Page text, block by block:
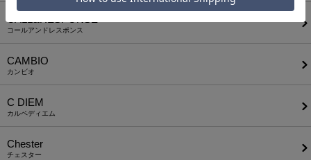
CALL&RESPONSE
コールアンドレスポンス
CAMBIO
カンビオ
C DIEM
カルペディエム
Chester
チェスター